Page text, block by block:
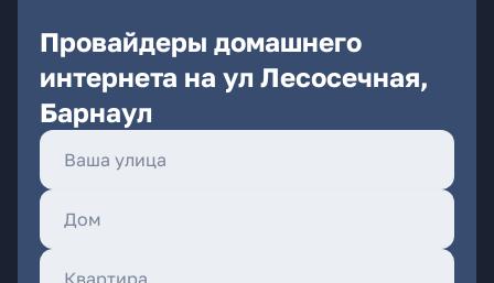
Провайдеры домашнего
интернета на ул Лесосечная,
Барнаул